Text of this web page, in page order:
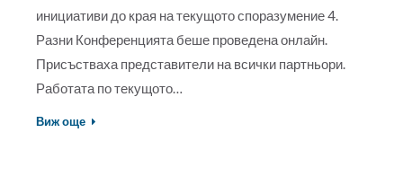
инициативи до края на текущото споразумение 4.
Разни Конференцията беше проведена онлайн.
Присъстваха представители на всички партньори.
Работата по текущото…
Виж още